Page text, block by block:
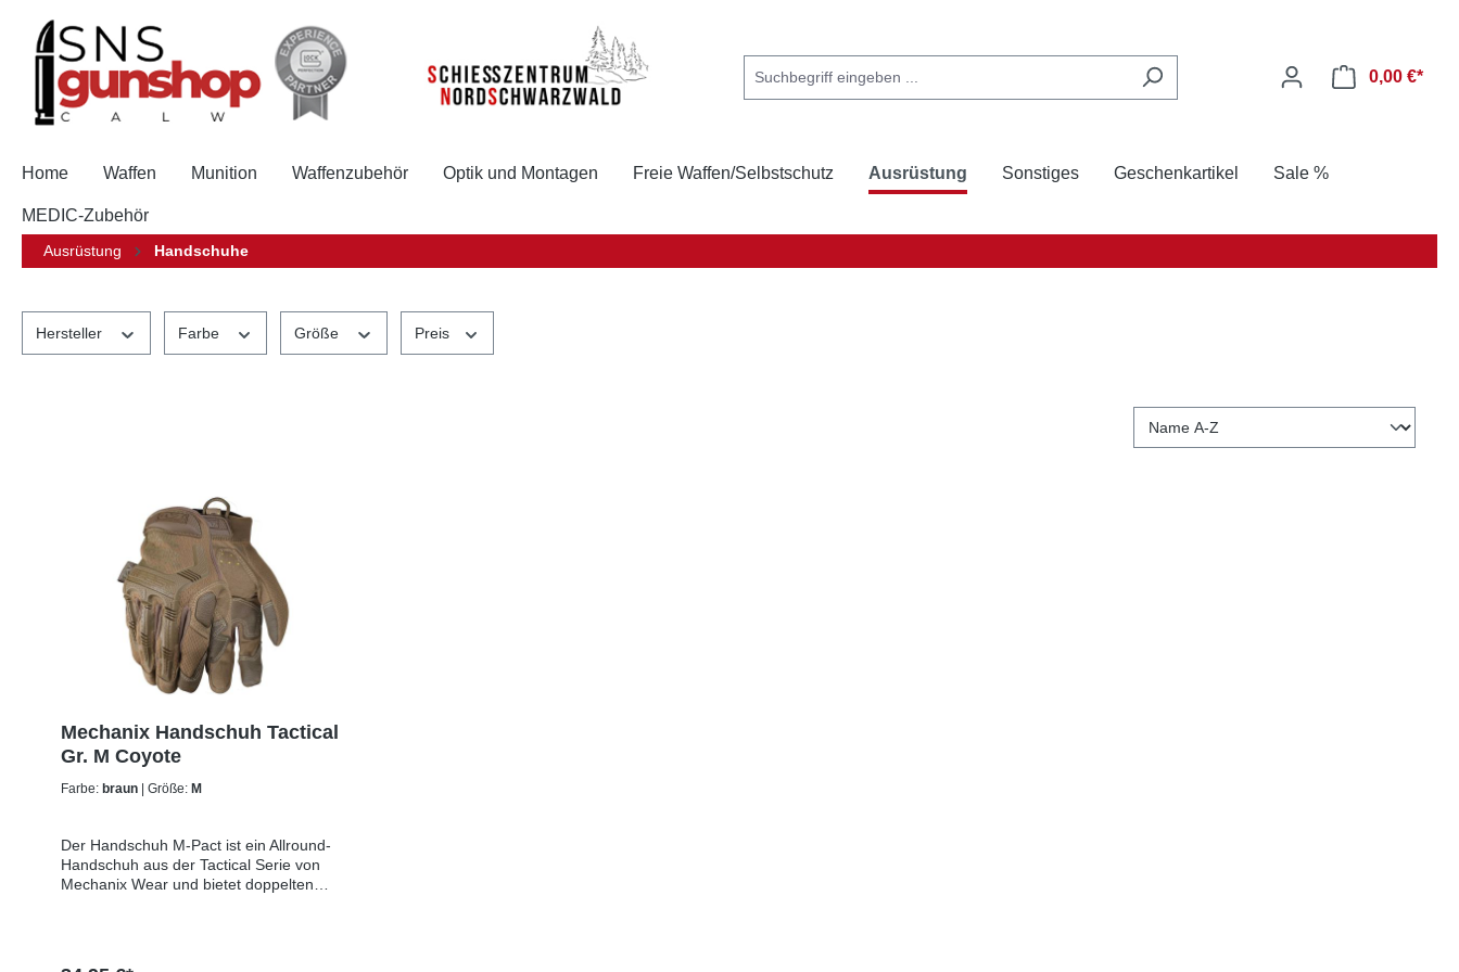
Zur Hauptnavigation springen
0,00 €*
Home Waffen Munition Waffenzubehör Optik und Montagen Freie Waffen/Selbstschutz Ausrüstung Sonstiges Geschenkartikel Sale %
MEDIC-Zubehör
Ausrüstung Handschuhe
Hersteller Farbe Größe Preis
Mechanix Handschuh Tactical
Gr. M Coyote
Farbe: braun | Größe: M
Der Handschuh M-Pact ist ein Allround-
Handschuh aus der Tactical Serie von
Mechanix Wear und bietet doppelten